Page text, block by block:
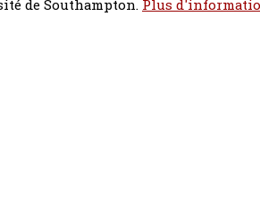
de Southampton. Plus